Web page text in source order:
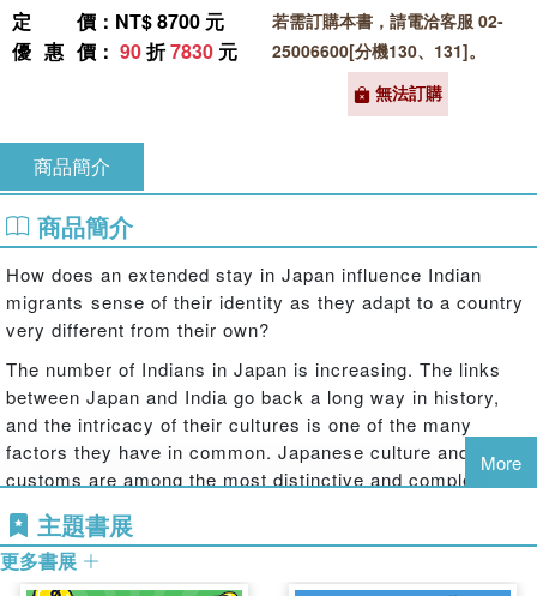
定價 ：NT$ 8700 元
優惠價 ： 90折7830 元
若需訂購本書，請電洽客服 02-
25006600[分機130、131]。
無法訂購
商品簡介
商品簡介
How does an extended stay in Japan influence Indian
migrants sense of their identity as they adapt to a country
very different from their own?
The number of Indians in Japan is increasing. The links
between Japan and India go back a long way in history,
and the intricacy of their cultures is one of the many
factors they have in common. Japanese culture and
customs are among the most distinctive and complex in
to them.
Wadhwa focuses on the Indian Diaspora in Tokyo,
More
主題書展
更多書展